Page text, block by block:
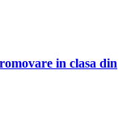
in clasa din